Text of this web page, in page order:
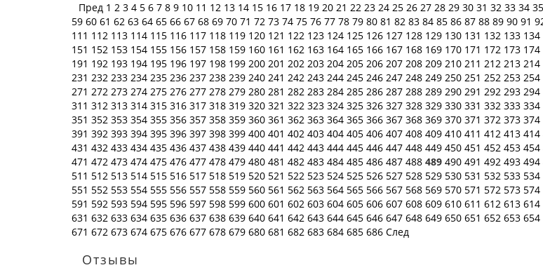
Пред 1 2 3 4 5 6 7 8 9 10 11 12 13 14 15 16 17 18 19 20 21 22 23 24 25 26 27 28 29 30 31 32 33 34 35
59 60 61 62 63 64 65 66 67 68 69 70 71 72 73 74 75 76 77 78 79 80 81 82 83 84 85 86 87 88 89 90 91
111 112 113 114 115 116 117 118 119 120 121 122 123 124 125 126 127 128 129 130 131 132 133 134
151 152 153 154 155 156 157 158 159 160 161 162 163 164 165 166 167 168 169 170 171 172 173 174
191 192 193 194 195 196 197 198 199 200 201 202 203 204 205 206 207 208 209 210 211 212 213 214
231 232 233 234 235 236 237 238 239 240 241 242 243 244 245 246 247 248 249 250 251 252 253 254
271 272 273 274 275 276 277 278 279 280 281 282 283 284 285 286 287 288 289 290 291 292 293 294
311 312 313 314 315 316 317 318 319 320 321 322 323 324 325 326 327 328 329 330 331 332 333 334
351 352 353 354 355 356 357 358 359 360 361 362 363 364 365 366 367 368 369 370 371 372 373 374
391 392 393 394 395 396 397 398 399 400 401 402 403 404 405 406 407 408 409 410 411 412 413 414
431 432 433 434 435 436 437 438 439 440 441 442 443 444 445 446 447 448 449 450 451 452 453 454
471 472 473 474 475 476 477 478 479 480 481 482 483 484 485 486 487 488 489 490 491 492 493 494
511 512 513 514 515 516 517 518 519 520 521 522 523 524 525 526 527 528 529 530 531 532 533 534
551 552 553 554 555 556 557 558 559 560 561 562 563 564 565 566 567 568 569 570 571 572 573 574
591 592 593 594 595 596 597 598 599 600 601 602 603 604 605 606 607 608 609 610 611 612 613 614
631 632 633 634 635 636 637 638 639 640 641 642 643 644 645 646 647 648 649 650 651 652 653 654
671 672 673 674 675 676 677 678 679 680 681 682 683 684 685 686 След
Отзывы